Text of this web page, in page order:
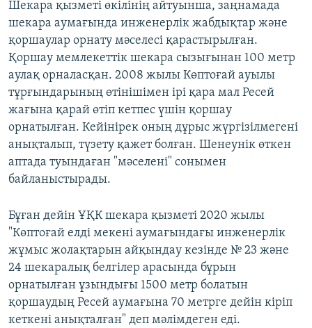
Шекара қызметі өкілінің айтуынша, заңнамада
шекара аумағында инженерлік жабдықтар және
қоршаулар орнату мәселесі қарастырылған.
Қоршау мемлекеттік шекара сызығынан 100 метр
аулақ орналасқан. 2008 жылы Көптоғай ауылы
тұрғындарының өтінішімен ірі қара мал Ресей
жағына қарай өтіп кетпес үшін қоршау
орнатылған. Кейінірек оның дұрыс жүргізілмегені
анықталып, түзету қажет болған. Шенеунік өткен
аптада туындаған "мәселені" сонымен
байланыстырады.
Бұған дейін ҰҚК шекара қызметі 2020 жылы
"Көптоғай елді мекені аумағындағы инженерлік
жұмыс жолақтарын айқындау кезінде № 23 және
24 шекаралық белгілер арасында бұрын
орнатылған ұзындығы 1500 метр болатын
қоршаудың Ресей аумағына 70 метрге дейін кіріп
кеткені анықталған" деп мәлімдеген еді.